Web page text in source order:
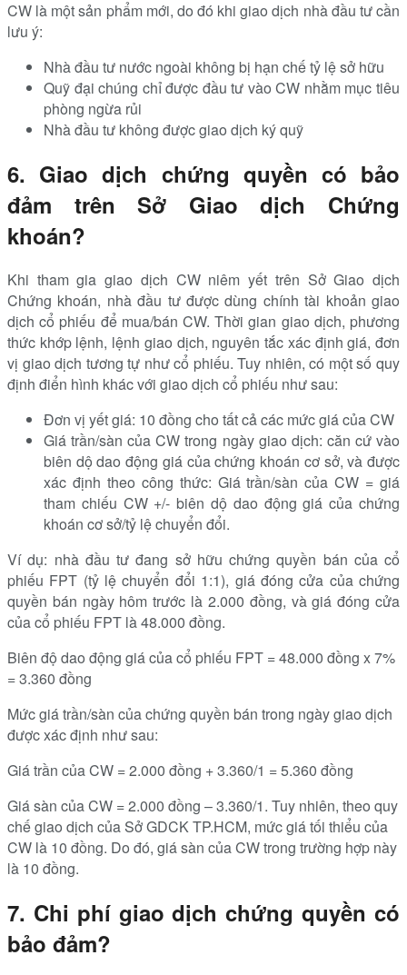
CW là một sản phẩm mới, do đó khi giao dịch nhà đầu tư cần
lưu ý:
Nhà đầu tư nước ngoài không bị hạn chế tỷ lệ sở hữu
Quỹ đại chúng chỉ được đầu tư vào CW nhằm mục tiêu
phòng ngừa rủi
Nhà đầu tư không được giao dịch ký quỹ
6. Giao dịch chứng quyền có bảo
đảm trên Sở Giao dịch Chứng
khoán?
Khi tham gia giao dịch CW niêm yết trên Sở Giao dịch
Chứng khoán, nhà đầu tư được dùng chính tài khoản giao
dịch cổ phiếu để mua/bán CW. Thời gian giao dịch, phương
thức khớp lệnh, lệnh giao dịch, nguyên tắc xác định giá, đơn
vị giao dịch tương tự như cổ phiếu. Tuy nhiên, có một số quy
định điển hình khác với giao dịch cổ phiếu như sau:
Đơn vị yết giá: 10 đồng cho tất cả các mức giá của CW
Giá trần/sàn của CW trong ngày giao dịch: căn cứ vào
biên dộ dao động giá của chứng khoán cơ sở, và được
xác định theo công thức: Giá trần/sàn của CW = giá
tham chiếu CW +/- biên dộ dao động giá của chứng
khoán cơ sở/tỷ lệ chuyển đổi.
Ví dụ: nhà đầu tư đang sở hữu chứng quyền bán của cổ
phiếu FPT (tỷ lệ chuyển đổi 1:1), giá đóng cửa của chứng
quyền bán ngày hôm trước là 2.000 đồng, và giá đóng cửa
của cổ phiếu FPT là 48.000 đồng.
Biên độ dao động giá của cổ phiếu FPT = 48.000 đồng x 7%
= 3.360 đồng
Mức giá trần/sàn của chứng quyền bán trong ngày giao dịch
được xác định như sau:
Giá trần của CW = 2.000 đồng + 3.360/1 = 5.360 đồng
Giá sàn của CW = 2.000 đồng – 3.360/1. Tuy nhiên, theo quy
chế giao dịch của Sở GDCK TP.HCM, mức giá tối thiểu của
CW là 10 đồng. Do đó, giá sàn của CW trong trường hợp này
là 10 đồng.
7. Chi phí giao dịch chứng quyền có
bảo đảm?